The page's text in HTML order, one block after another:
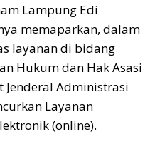
Lampung Edi
memaparkan, dalam
layanan di bidang
Hukum dan Hak Asasi
Administrasi
Layanan
(online).